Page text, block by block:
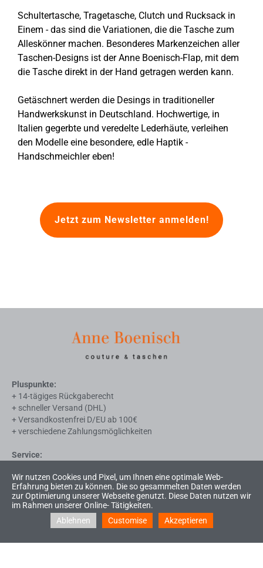
Schultertasche, Tragetasche, Clutch und Rucksack in
Einem - das sind die Variationen, die die Tasche zum
Alleskönner machen. Besonderes Markenzeichen aller
Taschen-Designs ist der Anne Boenisch-Flap, mit dem
die Tasche direkt in der Hand getragen werden kann.
Getäschnert werden die Desings in traditioneller
Handwerkskunst in Deutschland. Hochwertige, in
Italien gegerbte und veredelte Lederhäute, verleihen
den Modelle eine besondere, edle Haptik -
Handschmeichler eben!
Jetzt zum Newsletter anmelden!
Pluspunkte:
+ 14-tägiges Rückgaberecht
+ schneller Versand (DHL)
+ Versandkostenfrei D/EU ab 100€
+ verschiedene Zahlungsmöglichkeiten
Service:
AGB
Widerrufsrecht
Liefer- u. Zahlungsbedingungen
Datenschutzerklärung
Wir nutzen Cookies und Pixel, um Ihnen eine optimale Web-
Erfahrung bieten zu können. Die so gesammelten Daten werden
zur Optimierung unserer Webseite genutzt. Diese Daten nutzen wir
im Rahmen unserer Online- Tätigkeiten.
Ablehnen
Customise Akzeptieren